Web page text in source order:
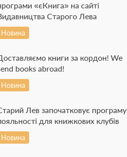
«єКнига» на сайті
Старого Лева
Новина
книги за кордон! We
books abroad!
Новина
Лев започатковує програму
для книжкових клубів
Новина